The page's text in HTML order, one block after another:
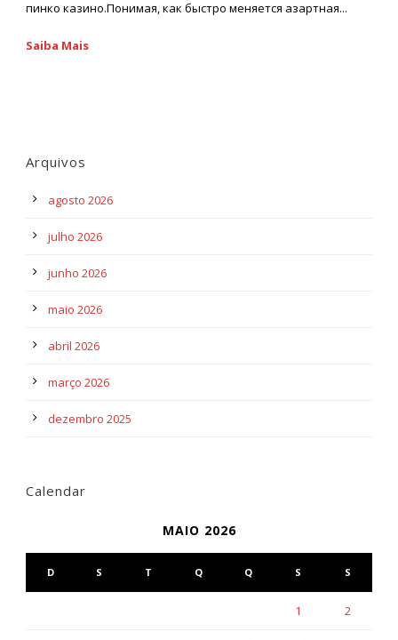
пинко казино.Понимая, как быстро меняется азартная...
Saiba Mais
Arquivos
agosto 2026
julho 2026
junho 2026
maio 2026
abril 2026
março 2026
dezembro 2025
Calendar
MAIO 2026
D S T Q Q S S
1 2